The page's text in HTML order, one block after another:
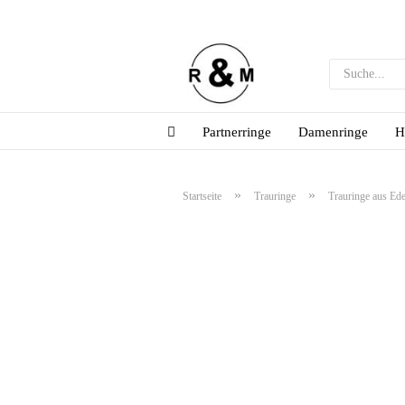
Partnerringe Damenringe
Startseite » Trauringe » Trauringe aus